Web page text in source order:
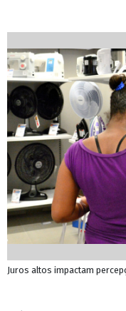
Juros altos impactam